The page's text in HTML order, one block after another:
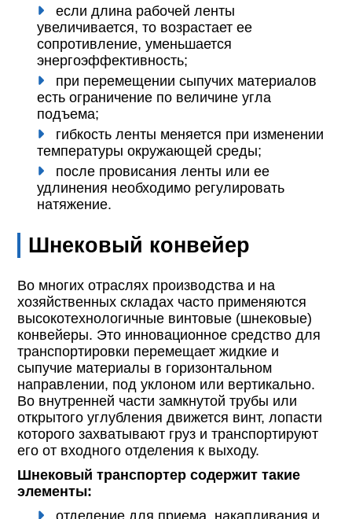
если длина рабочей ленты
увеличивается, то возрастает ее
сопротивление, уменьшается
энергоэффективность;
при перемещении сыпучих материалов
есть ограничение по величине угла
подъема;
гибкость ленты меняется при изменении
температуры окружающей среды;
после провисания ленты или ее
удлинения необходимо регулировать
натяжение.
Шнековый конвейер
Во многих отраслях производства и на
хозяйственных складах часто применяются
высокотехнологичные винтовые (шнековые)
конвейеры. Это инновационное средство для
транспортировки перемещает жидкие и
сыпучие материалы в горизонтальном
направлении, под уклоном или вертикально.
Во внутренней части замкнутой трубы или
открытого углубления движется винт, лопасти
которого захватывают груз и транспортируют
его от входного отделения к выходу.
Шнековый транспортер содержит такие
элементы: